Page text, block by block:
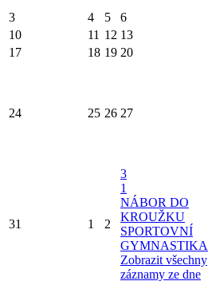
3 4 5 6
10
11 12 13
17
18 19 20
24 25 26 27
31 1 2
3
1
NÁBOR DO
KROUŽKU
SPORTOVNÍ
GYMNASTIKA
Zobrazit všechny
záznamy ze dne